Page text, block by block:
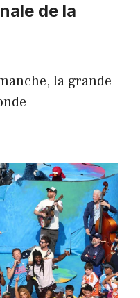
de la
la grande